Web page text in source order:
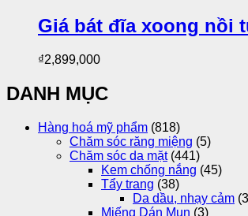
Giá bát đĩa xoong nồi
₫2,899,000
DANH MỤC
Hàng hoá mỹ phẩm (818)
Chăm sóc răng miệng (5)
Chăm sóc da mặt (441)
Kem chống nắng (45)
Tẩy trang (38)
Da dầu, nhạy cảm
Miếng Dán Mụn (3)